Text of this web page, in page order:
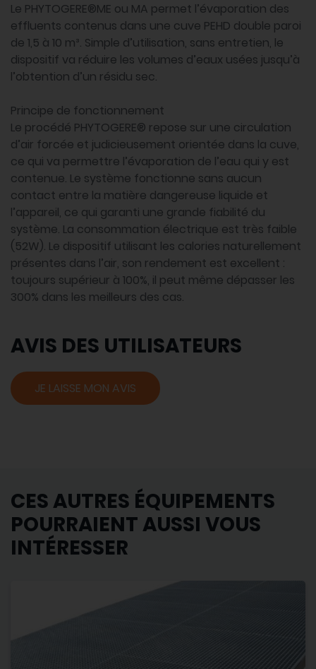
Le PHYTOGERE®ME ou MA permet l’évaporation des
effluents contenus dans une cuve PEHD double paroi
de 1,5 à 10 m³. Simple d’utilisation, sans entretien, le
dispositif va réduire les volumes d’eaux usées jusqu’à
l’obtention d’un résidu sec.
Principe de fonctionnement
Le procédé PHYTOGERE® repose sur une circulation
d’air forcée et judicieusement orientée dans la cuve,
ce qui va permettre l’évaporation de l’eau qui y est
contenue. Le système fonctionne sans aucun
contact entre la matière dangereuse liquide et
l’appareil, ce qui garanti une grande fiabilité du
système. La consommation électrique est très faible
(52W). Le dispositif utilisant les calories naturellement
présentes dans l’air, son rendement est excellent :
toujours supérieur à 100%, il peut même dépasser les
300% dans les meilleurs des cas.
AVIS DES UTILISATEURS
JE LAISSE MON AVIS
CES AUTRES ÉQUIPEMENTS
POURRAIENT AUSSI VOUS
INTÉRESSER